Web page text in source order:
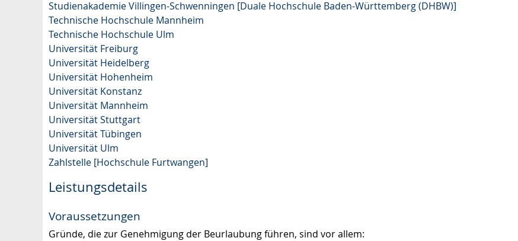
Studienakademie Villingen-Schwenningen [Duale Hochschule Baden-Württemberg (DHBW)]
Technische Hochschule Mannheim
Technische Hochschule Ulm
Universität Freiburg
Universität Heidelberg
Universität Hohenheim
Universität Konstanz
Universität Mannheim
Universität Stuttgart
Universität Tübingen
Universität Ulm
Zahlstelle [Hochschule Furtwangen]
Leistungsdetails
Voraussetzungen
Gründe, die zur Genehmigung der Beurlaubung führen, sind vor allem: